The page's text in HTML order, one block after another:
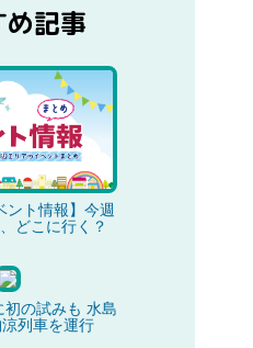
記事
ント情報】今週
どこに行く？
初の試みも 水島
列車を運行